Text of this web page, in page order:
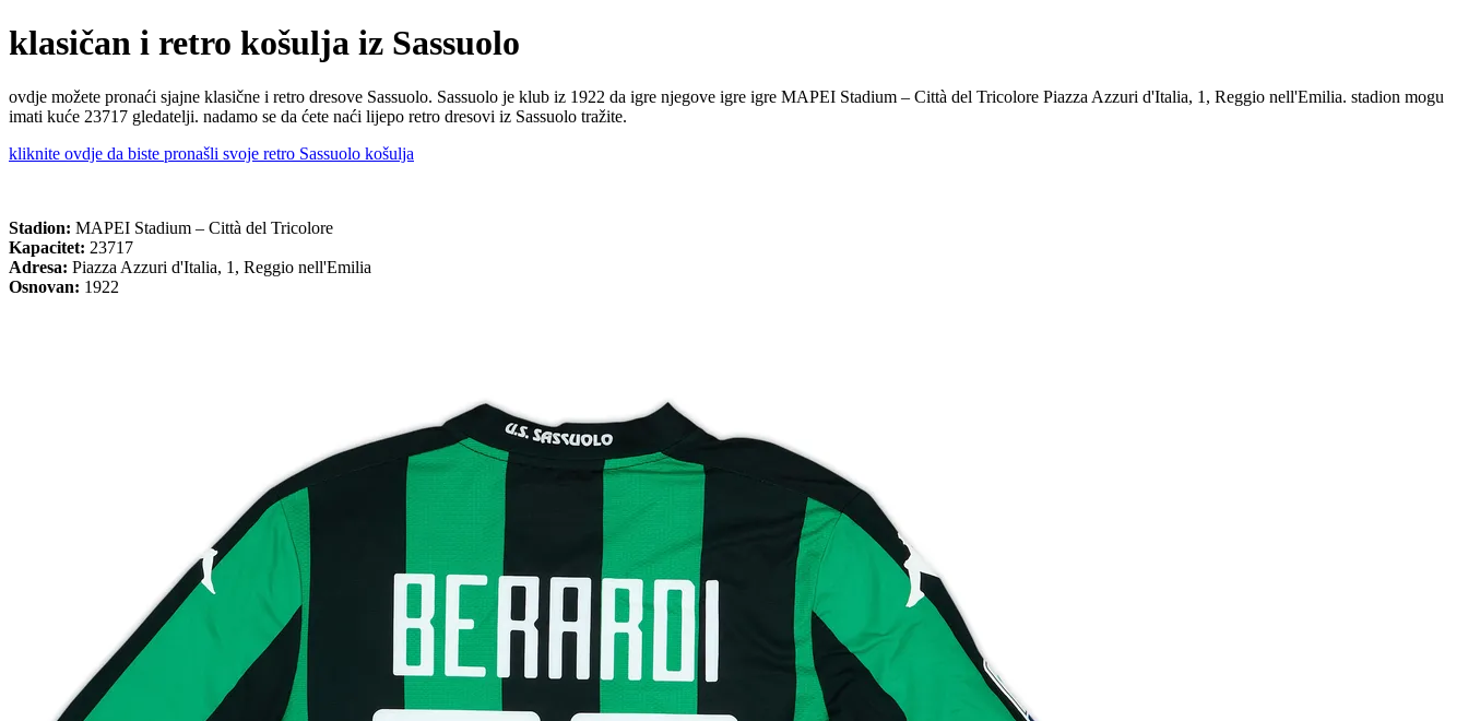
klasičan i retro košulja iz Sassuolo
ovdje možete pronaći sjajne klasične i retro dresove Sassuolo. Sassuolo je klub iz 1922 da igre njegove igre igre MAPEI Stadium – Città del Tricolore Piazza Azzuri d'Italia, 1, Reggio nell'Emilia. stadion mogu
imati kuće 23717 gledatelji. nadamo se da ćete naći lijepo retro dresovi iz Sassuolo tražite.
kliknite ovdje da biste pronašli svoje retro Sassuolo košulja
Stadion: MAPEI Stadium – Città del Tricolore
Kapacitet: 23717
Adresa: Piazza Azzuri d'Italia, 1, Reggio nell'Emilia
Osnovan: 1922